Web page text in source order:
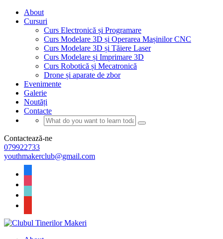
About
Cursuri
Curs Electronică și Programare
Curs Modelare 3D și Operarea Mașinilor CNC
Curs Modelare 3D și Tăiere Laser
Curs Modelare și Imprimare 3D
Curs Robotică și Mecatronică
Drone și aparate de zbor
Evenimente
Galerie
Noutăți
Contacte
Contactează-ne
079922733
youthmakerclub@gmail.com